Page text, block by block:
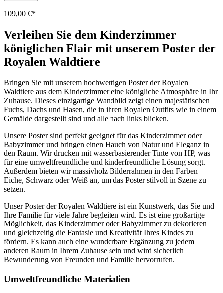
109,00 €*
Verleihen Sie dem Kinderzimmer
königlichen Flair mit unserem Poster der
Royalen Waldtiere
Bringen Sie mit unserem hochwertigen Poster der Royalen
Waldtiere aus dem Kinderzimmer eine königliche Atmosphäre in Ihr
Zuhause. Dieses einzigartige Wandbild zeigt einen majestätischen
Fuchs, Dachs und Hasen, die in ihren Royalen Outfits wie in einem
Gemälde dargestellt sind und alle nach links blicken.
Unsere Poster sind perfekt geeignet für das Kinderzimmer oder
Babyzimmer und bringen einen Hauch von Natur und Eleganz in
den Raum. Wir drucken mit wasserbasierender Tinte von HP, was
für eine umweltfreundliche und kinderfreundliche Lösung sorgt.
Außerdem bieten wir massivholz Bilderrahmen in den Farben
Eiche, Schwarz oder Weiß an, um das Poster stilvoll in Szene zu
setzen.
Unser Poster der Royalen Waldtiere ist ein Kunstwerk, das Sie und
Ihre Familie für viele Jahre begleiten wird. Es ist eine großartige
Möglichkeit, das Kinderzimmer oder Babyzimmer zu dekorieren
und gleichzeitig die Fantasie und Kreativität Ihres Kindes zu
fördern. Es kann auch eine wunderbare Ergänzung zu jedem
anderen Raum in Ihrem Zuhause sein und wird sicherlich
Bewunderung von Freunden und Familie hervorrufen.
Umweltfreundliche Materialien